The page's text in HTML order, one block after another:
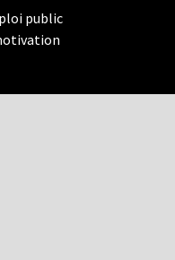
public